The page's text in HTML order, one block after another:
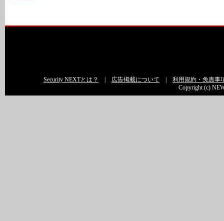
Security NEXTとは？ 広告掲載について
利用規約・免責事
Copyright (c)